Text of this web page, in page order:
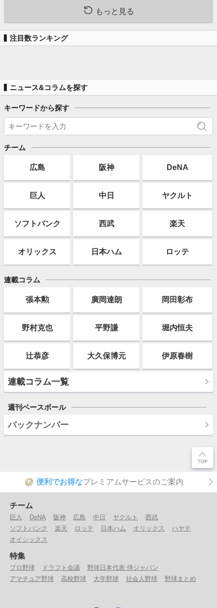
もっと見る
注目数ランキング
ニュース&コラムを探す
キーワードから探す
チーム
広島 阪神 DeNA
巨人 中日 ヤクルト
ソフトバンク 西武 楽天
オリックス 日本ハム ロッテ
連載コラム
張本勲 廣岡達朗 岡田彰布
野村克也 平野謙 堀内恒夫
辻恭彦 大久保博元 伊原春樹
連載コラム一覧
週刊ベースボール
バックナンバー
P 便利でお得なプレミアムサービスのご案内
チーム
巨人 DeNA 阪神 広島 中日 ヤクルト
西武
ソフトバンク
楽天 ロッテ 日本ハム オリックス
ハヤテ
オイシックス
特集
プロ野球 ドラフト会議
野球日本代表 侍ジャパン
アマチュア野球
高校野球 大学野球 社会人野球 野球まとめ